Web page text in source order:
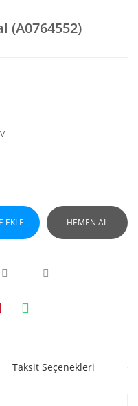
(A0764552)
EKLE HEMEN AL
Taksit Seçenekleri